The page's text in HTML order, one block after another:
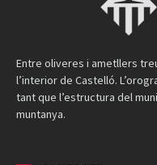
Entre oliveres i ametllers
l’interior de Castelló.
tant que l’estructura del
muntanya.